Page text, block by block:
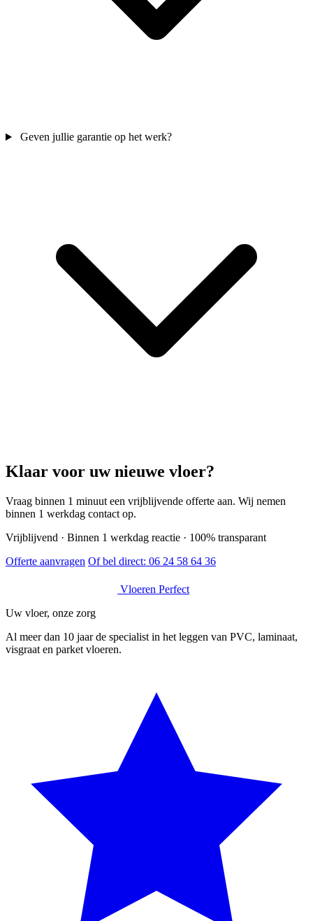
Geven jullie garantie op het werk?
Klaar voor uw nieuwe vloer?
Vraag binnen 1 minuut een vrijblijvende offerte aan. Wij nemen
binnen 1 werkdag contact op.
Vrijblijvend · Binnen 1 werkdag reactie · 100% transparant
Offerte aanvragen Of bel direct: 06 24 58 64 36
Vloeren Perfect
Uw vloer, onze zorg
Al meer dan 10 jaar de specialist in het leggen van PVC, laminaat,
visgraat en parket vloeren.